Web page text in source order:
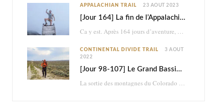
APPALACHIAN TRAIL 23 AOÛT 2023
[Jour 164] La fin de l’Appalachian Trail
Ca y est. Après 164 jours d’aventure, je termine les 2198,4 miles (3517km) de l’Appalachian…
CONTINENTAL DIVIDE TRAIL
3 AOÛT
2022
[Jour 98-107] Le Grand Bassin : brutal et psychédélique retour dans le désert
La sortie des montagnes du Colorado me mène dans le désert du Wyoming. En à…